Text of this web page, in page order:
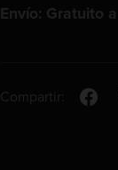
Envío: Gratuito
Compartir: